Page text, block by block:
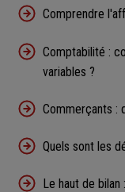
Comprendre
Comptabilité :
variables ?
Commerçants :
Quels sont les
Le haut de